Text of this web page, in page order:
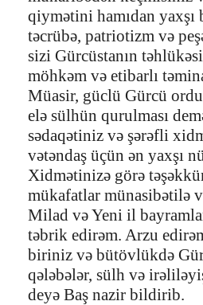
qiymətini hamıdan
təcrübə, patriotizm və
sizi Gürcüstanın
möhkəm və etibarlı
Müasir, güclü Gürcü
elə sülhün qurulması
sədaqətiniz və şərəfli
vətəndaş üçün ən yaxşı
Xidmətinizə görə
mükafatlar münasibətilə
Milad və Yeni il
təbrik edirəm. Arzu
biriniz və bütövlükdə
qələbələr, sülh və
deyə Baş nazir bildirib.